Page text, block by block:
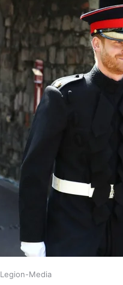
Legion-Media